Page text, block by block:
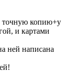
точную копию+у
и картами
ней написана